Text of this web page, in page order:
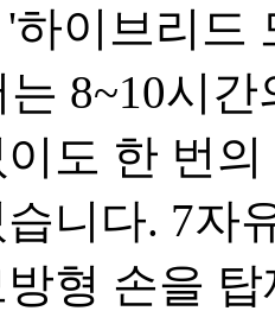
하이브리드
8~10시
도 한 번
니다. 7자
형 손을